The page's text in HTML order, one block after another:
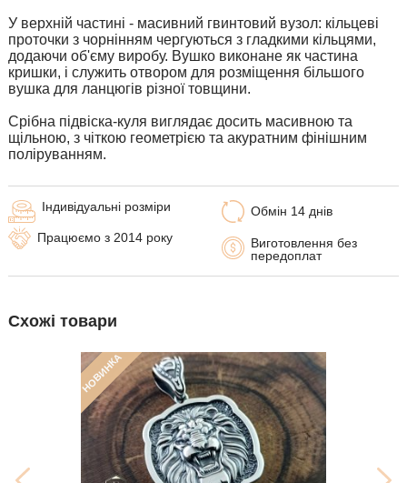
У верхній частині - масивний гвинтовий вузол: кільцеві
проточки з чорнінням чергуються з гладкими кільцями,
додаючи об'єму виробу. Вушко виконане як частина
кришки, і служить отвором для розміщення більшого
вушка для ланцюгів різної товщини.
Срібна підвіска-куля виглядає досить масивною та
щільною, з чіткою геометрією та акуратним фінішним
поліруванням.
Обмін 14 днів
Виготовлення без
передоплат
Індивідуальні розміри
Працюємо з 2014 року
Схожі товари
НОВИНКА